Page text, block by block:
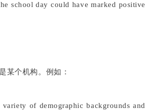
school day could have marked positive
某个机构。例如：
of demographic backgrounds and